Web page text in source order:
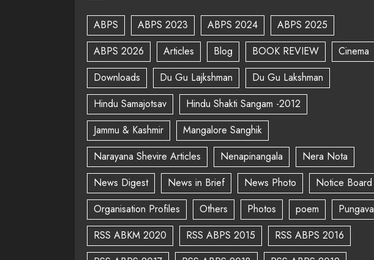
ABPS ABPS 2023 ABPS 2024
ABPS 2025
ABPS 2026
Articles Blog BOOK REVIEW
Cinema
Downloads
Du Gu Lajkshman
Du Gu Lakshman
Hindu Samajotsav
Hindu Shakti Sangam -2012
Jammu & Kashmir
Mangalore Sanghik
Narayana Shevire Articles
Nenapinangala
Nera Nota
News Digest
News in Brief News Photo
Notice Board
Organisation Profiles
Others Photos poem
Pungava
RSS ABKM 2020
RSS ABPS 2015
RSS ABPS 2016